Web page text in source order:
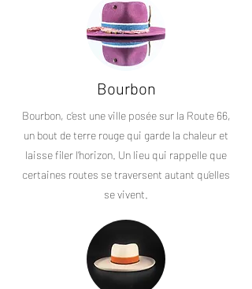
Bourbon
Bourbon, c’est une ville posée sur la Route 66,
un bout de terre rouge qui garde la chaleur et
laisse filer l’horizon. Un lieu qui rappelle que
certaines routes se traversent autant qu’elles
se vivent.